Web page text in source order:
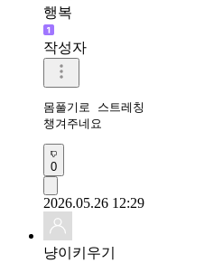
행복
작성자
몸풀기로 스트레칭
챙겨주네요
0
2026.05.26 12:29
냥이키우기